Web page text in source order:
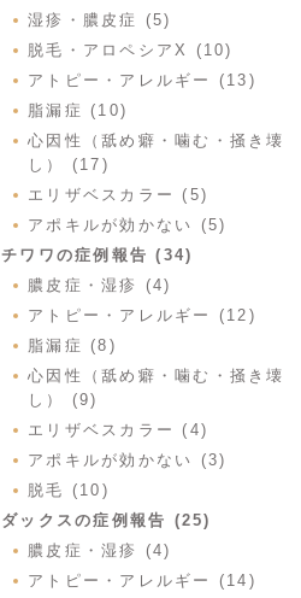
湿疹・膿皮症 (5)
脱毛・アロペシアX (10)
アトピー・アレルギー (13)
脂漏症 (10)
心因性（舐め癖・噛む・掻き壊
し） (17)
エリザベスカラー (5)
アポキルが効かない (5)
チワワの症例報告 (34)
膿皮症・湿疹 (4)
アトピー・アレルギー (12)
脂漏症 (8)
心因性（舐め癖・噛む・掻き壊
し） (9)
エリザベスカラー (4)
アポキルが効かない (3)
脱毛 (10)
ダックスの症例報告 (25)
膿皮症・湿疹 (4)
アトピー・アレルギー (14)